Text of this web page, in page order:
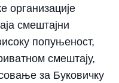
организације
смештајни
попуњеност,
смештају,
за Буковичку